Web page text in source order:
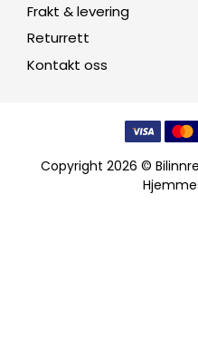
Frakt & levering
Returrett
Kontakt oss
Copyright 2026 ©